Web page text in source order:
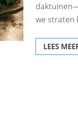
we straten
LEES